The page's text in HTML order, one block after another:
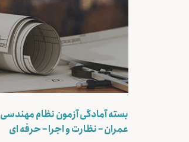
بسته آمادگی آزمون نظام مهندسی
عمران – نظارت و اجرا – حرفه ای